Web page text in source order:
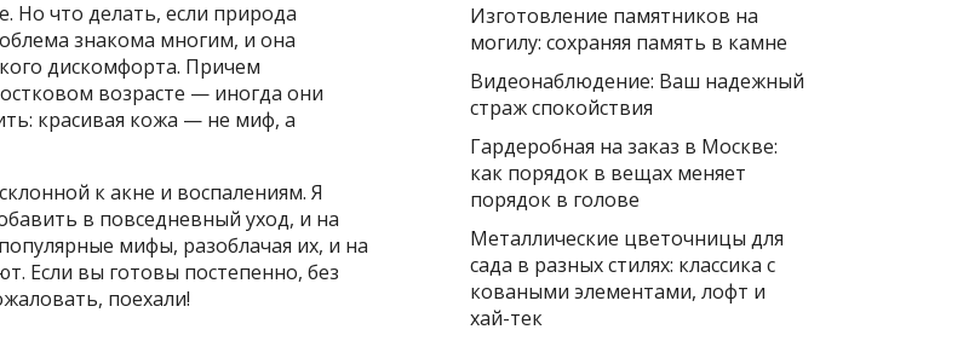
Но что делать, если природа
знакома многим, и она
дискомфорта. Причем
возрасте — иногда они
красивая кожа — не миф, а
к акне и воспалениям. Я
в повседневный уход, и на
мифы, разоблачая их, и на
Если вы готовы постепенно, без
поехали!
Изготовление памятников на
могилу: сохраняя память в камне
Видеонаблюдение: Ваш надежный
страж спокойствия
Гардеробная на заказ в Москве:
как порядок в вещах меняет
порядок в голове
Металлические цветочницы для
сада в разных стилях: классика с
коваными элементами, лофт и
хай-тек